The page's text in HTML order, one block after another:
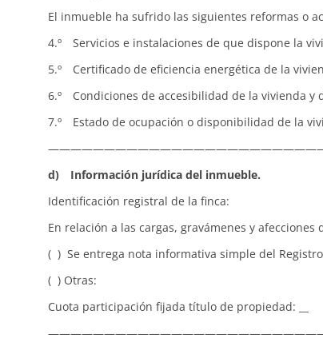
El inmueble ha sufrido las siguientes reformas o
4.º Servicios e instalaciones de que dispone la
5.º Certificado de eficiencia energética de la
6.º Condiciones de accesibilidad de la vivienda y
7.º Estado de ocupación o disponibilidad de la
d) Información jurídica del inmueble.
Identificación registral de la finca:
En relación a las cargas, gravámenes y
( ) Se entrega nota informativa simple del
( ) Otras:
Cuota participación fijada título de propiedad: __